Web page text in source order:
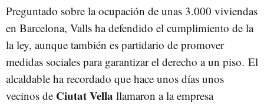
Preguntado sobre la ocupación de unas 3.000 viviendas
en Barcelona, Valls ha defendido el cumplimiento de la
la ley, aunque también es partidario de promover
medidas sociales para garantizar el derecho a un piso. El
alcaldable ha recordado que hace unos días unos
vecinos de Ciutat Vella llamaron a la empresa